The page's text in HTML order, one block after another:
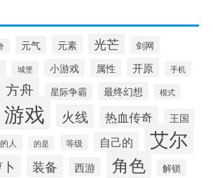
元气 元素 光芒
剑网
城堡 小游戏 属性 开原 手机
方舟 星际争霸 最终幻想 模式
游戏 火线 热血传奇 王国
的人 的是 等级 自己的 艾尔
装备 西游 角色 解锁